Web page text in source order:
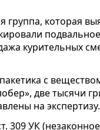
группа, которая
подвальное
курительных
с
две тысячи
на экспертизу.
309 УК (незаконное